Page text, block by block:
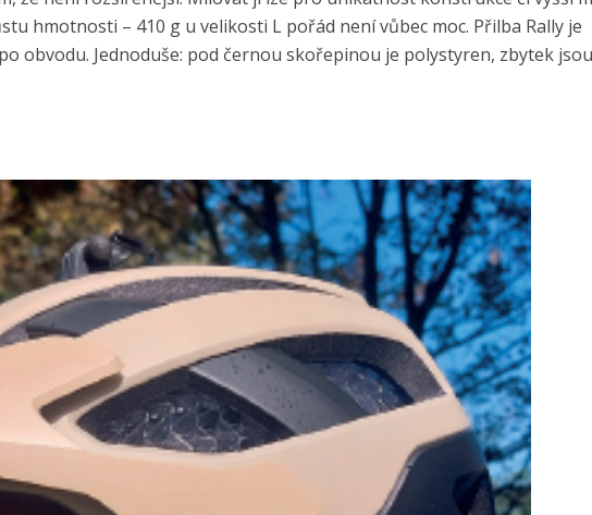
hmotnosti – 410 g u velikosti L pořád není vůbec moc. Přilba Rally je
obvodu. Jednoduše: pod černou skořepinou je polystyren, zbytek jsou